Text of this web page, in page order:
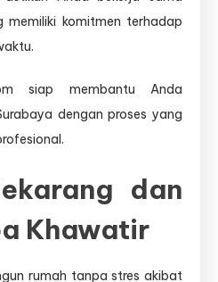
memiliki komitmen terhadap
siap membantu Anda
dengan proses yang
dan
Khawatir
rumah tanpa stres akibat